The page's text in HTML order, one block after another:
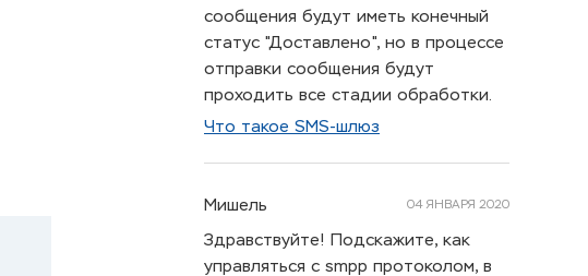
сообщения будут иметь конечный
статус "Доставлено", но в процессе
отправки сообщения будут
проходить все стадии обработки.
Что такое SMS-шлюз
04 ЯНВАРЯ 2020
Мишель
Здравствуйте! Подскажите, как
управляться с smpp протоколом, в